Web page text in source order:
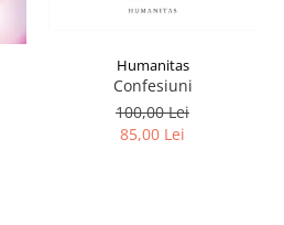
Humanitas
Confesiuni
100,00 Lei
85,00 Lei